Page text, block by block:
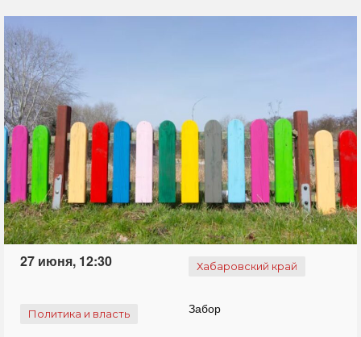
27 июня, 12:30 Хабаровский край
Политика и власть Забор